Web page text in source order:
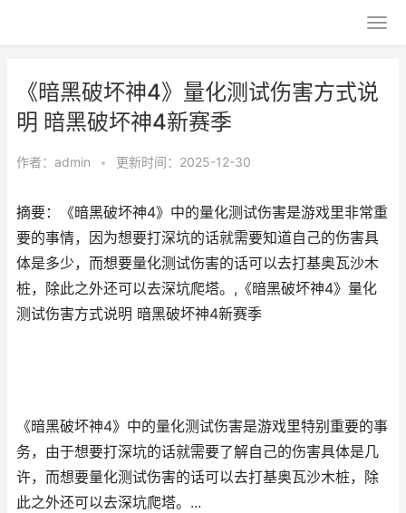
《暗黑破坏神4》量化测试伤害方式说
明 暗黑破坏神4新赛季
作者： admin • 更新时间：2025-12-30
摘要：《暗黑破坏神4》中的量化测试伤害是游戏里非常重
要的事情，因为想要打深坑的话就需要知道自己的伤害具
体是多少，而想要量化测试伤害的话可以去打基奥瓦沙木
桩，除此之外还可以去深坑爬塔。,《暗黑破坏神4》量化
测试伤害方式说明 暗黑破坏神4新赛季
《暗黑破坏神4》中的量化测试伤害是游戏里特别重要的事
务，由于想要打深坑的话就需要了解自己的伤害具体是几
许，而想要量化测试伤害的话可以去打基奥瓦沙木桩，除
此之外还可以去深坑爬塔。...